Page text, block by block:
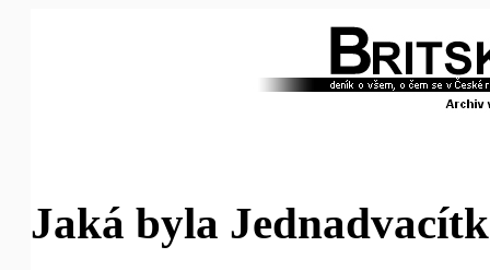
Jaká byla